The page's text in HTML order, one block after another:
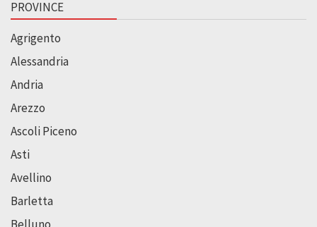
PROVINCE
Agrigento
Alessandria
Andria
Arezzo
Ascoli Piceno
Asti
Avellino
Barletta